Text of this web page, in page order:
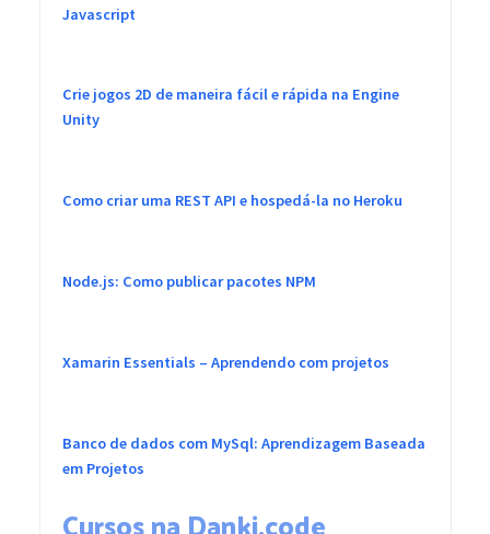
Javascript
Crie jogos 2D de maneira fácil e rápida na Engine
Unity
Como criar uma REST API e hospedá-la no Heroku
Node.js: Como publicar pacotes NPM
Xamarin Essentials – Aprendendo com projetos
Banco de dados com MySql: Aprendizagem Baseada
em Projetos